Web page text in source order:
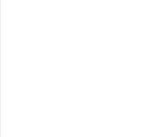
●移
●U